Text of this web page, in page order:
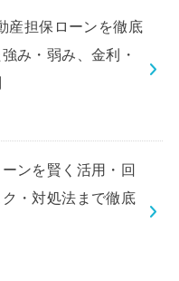
産担保ローンを徹底
み・弱み、金利・
ンを賢く活用・回
・対処法まで徹底